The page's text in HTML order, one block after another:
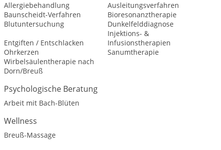
Allergiebehandlung
Ausleitungsverfahren
Baunscheidt-Verfahren
Bioresonanztherapie
Blutuntersuchung
Dunkelfelddiagnose
Entgiften / Entschlacken
Injektions- &
Infusionstherapien
Ohrkerzen
Sanumtherapie
Wirbelsäulentherapie nach
Dorn/Breuß
Psychologische Beratung
Arbeit mit Bach-Blüten
Wellness
Breuß-Massage